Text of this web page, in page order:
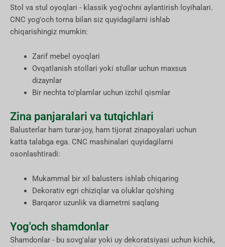
Stol va stul oyoqlari - klassik yog'ochni aylantirish loyihalari.
CNC yog'och torna bilan siz quyidagilarni ishlab
chiqarishingiz mumkin:
Zarif mebel oyoqlari
Ovqatlanish stollari yoki stullar uchun maxsus
dizaynlar
Bir nechta to'plamlar uchun izchil qismlar
Zina panjaralari va tutqichlari
Balusterlar ham turar-joy, ham tijorat zinapoyalari uchun
katta talabga ega. CNC mashinalari quyidagilarni
osonlashtiradi:
Mukammal bir xil balusters ishlab chiqaring
Dekorativ egri chiziqlar va oluklar qo'shing
Barqaror uzunlik va diametrni saqlang
Yog'och shamdonlar
Shamdonlar - bu sovg'alar yoki uy dekoratsiyasi uchun kichik,